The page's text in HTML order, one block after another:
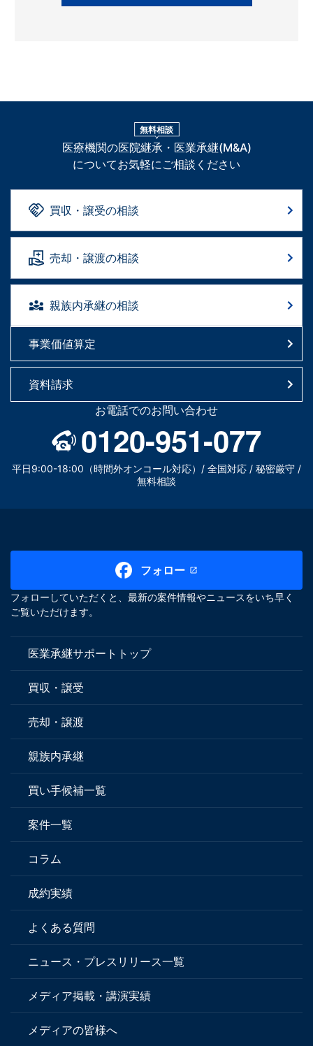
無料相談
医療機関の医院継承・医業承継(M&A)
についてお気軽にご相談ください
買収・譲受の相談
売却・譲渡の相談
親族内承継の相談
事業価値算定
資料請求
お電話でのお問い合わせ
0120-951-077
平日9:00-18:00（時間外オンコール対応）/ 全国対応 / 秘密厳守 /
無料相談
フォロー
フォローしていただくと、最新の案件情報やニュースをいち早く
ご覧いただけます。
医業承継サポートトップ
買収・譲受
売却・譲渡
親族内承継
買い手候補一覧
案件一覧
コラム
成約実績
よくある質問
ニュース・プレスリリース一覧
メディア掲載・講演実績
メディアの皆様へ